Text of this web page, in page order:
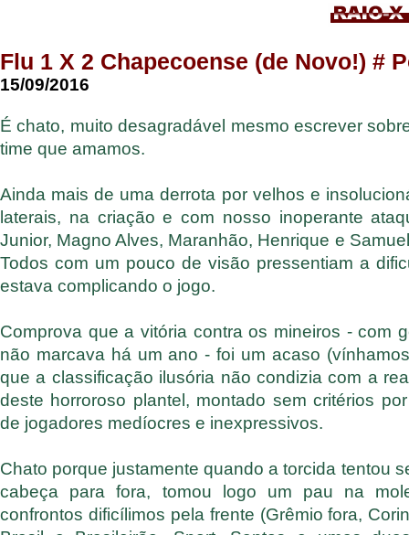
Flu 1 X 2 Chapecoense (de Novo!) #
15/09/2016
É chato, muito desagradável mesmo escrever
time que amamos.
Ainda mais de uma derrota por velhos e
laterais, na criação e com nosso inoperante
Junior, Magno Alves, Maranhão, Henrique e
Todos com um pouco de visão pressentiam a
estava complicando o jogo.
Comprova que a vitória contra os mineiros - com
não marcava há um ano - foi um acaso
que a classificação ilusória não condizia com a
deste horroroso plantel, montado sem critérios
de jogadores medíocres e inexpressivos.
Chato porque justamente quando a torcida tentou
cabeça para fora, tomou logo um pau na
confrontos dificílimos pela frente (Grêmio fora,